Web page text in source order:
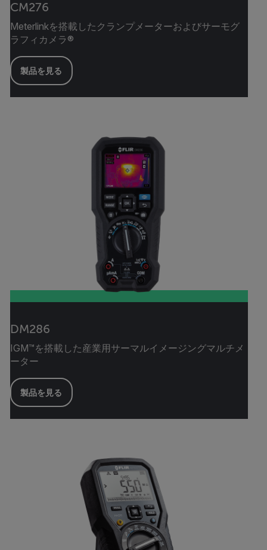
CM276
Meterlinkを搭載したクランプメーターおよびサーモグ
ラフィカメラ®
製品を見る
DM286
IGM™を搭載した産業用サーマルイメージングマルチメ
ーター
製品を見る